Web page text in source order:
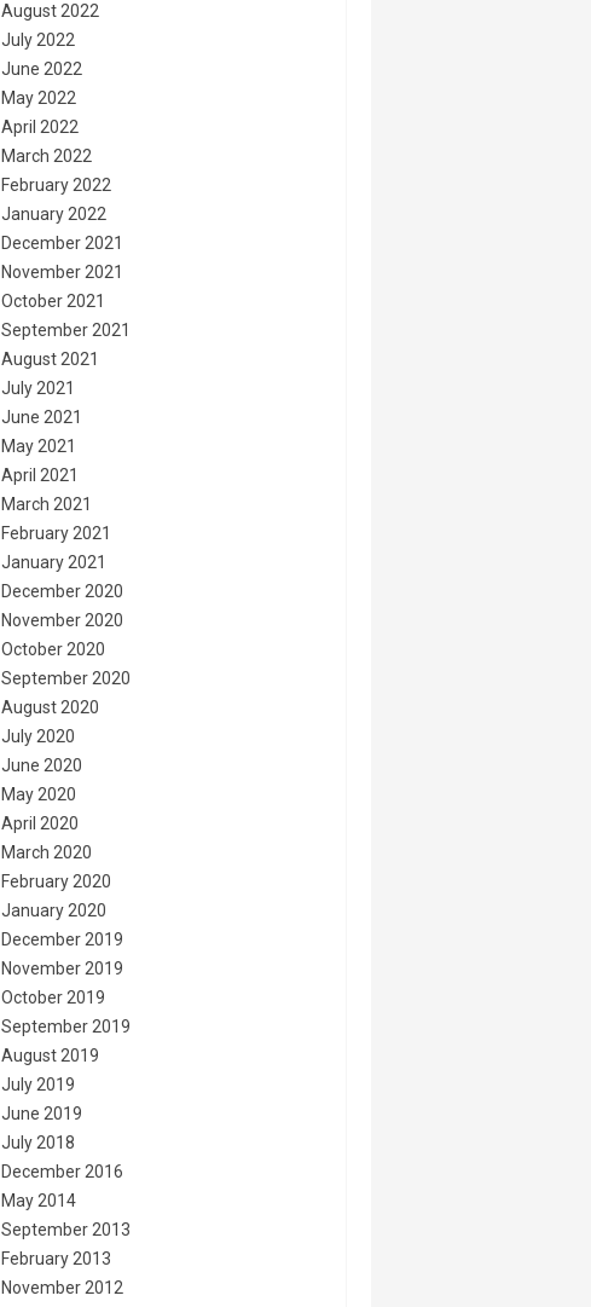
August 2022
July 2022
June 2022
May 2022
April 2022
March 2022
February 2022
January 2022
December 2021
November 2021
October 2021
September 2021
August 2021
July 2021
June 2021
May 2021
April 2021
March 2021
February 2021
January 2021
December 2020
November 2020
October 2020
September 2020
August 2020
July 2020
June 2020
May 2020
April 2020
March 2020
February 2020
January 2020
December 2019
November 2019
October 2019
September 2019
August 2019
July 2019
June 2019
July 2018
December 2016
May 2014
September 2013
February 2013
November 2012